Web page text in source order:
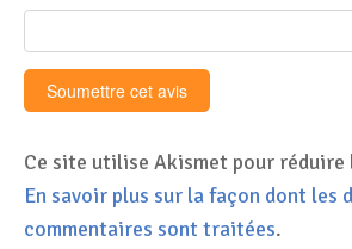
Ce site utilise Akismet pour réduire
En savoir plus sur la façon dont les
commentaires sont traitées.